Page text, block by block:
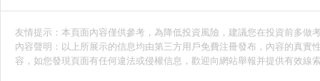
友情提示：本頁面內容僅供參考，為降低投資風險，建議您在投資前多
內容聲明：以上所展示的信息均由第三方用戶免費注冊發布，內容的真
容，如您發現頁面有任何違法或侵權信息，歡迎向網站舉報并提供有效線